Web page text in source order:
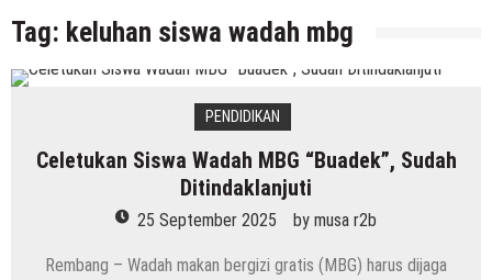
Tag: keluhan siswa wadah mbg
PENDIDIKAN
Celetukan Siswa Wadah MBG “Buadek”, Sudah
Ditindaklanjuti
25 September 2025 by musa r2b
Rembang – Wadah makan bergizi gratis (MBG) harus dijaga